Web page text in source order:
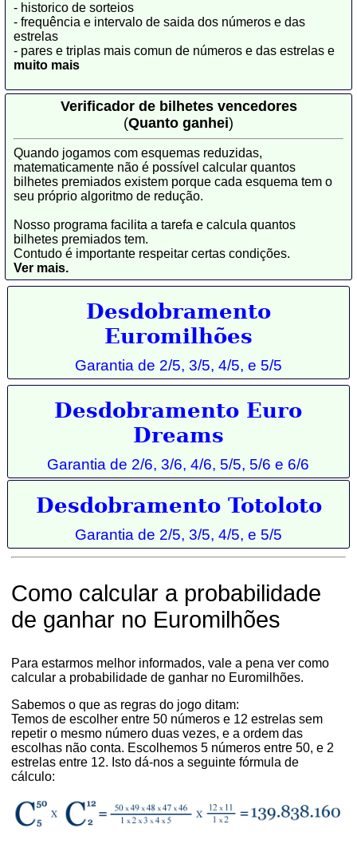
- historico de sorteios
- frequência e intervalo de saida dos números e das
estrelas
- pares e triplas mais comun de números e das estrelas e
muito mais
Verificador de bilhetes vencedores
(Quanto ganhei)
Quando jogamos com esquemas reduzidas,
matematicamente não é possível calcular quantos
bilhetes premiados existem porque cada esquema tem o
seu próprio algoritmo de redução.
Nosso programa facilita a tarefa e calcula quantos
bilhetes premiados tem.
Contudo é importante respeitar certas condições.
Ver mais.
Desdobramento
Euromilhões
Garantia de 2/5, 3/5, 4/5, e 5/5
Desdobramento Euro
Dreams
Garantia de 2/6, 3/6, 4/6, 5/5, 5/6 e 6/6
Desdobramento Totoloto
Garantia de 2/5, 3/5, 4/5, e 5/5
Como calcular a probabilidade
de ganhar no Euromilhões
Para estarmos melhor informados, vale a pena ver como
calcular a probabilidade de ganhar no Euromilhões.
Sabemos o que as regras do jogo ditam:
Temos de escolher entre 50 números e 12 estrelas sem
repetir o mesmo número duas vezes, e a ordem das
escolhas não conta. Escolhemos 5 números entre 50, e 2
estrelas entre 12. Isto dá-nos a seguinte fórmula de
cálculo: